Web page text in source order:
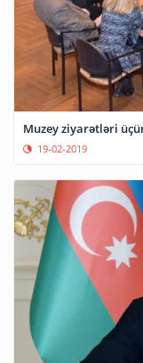
Muzey ziyarətləri
19-02-2019